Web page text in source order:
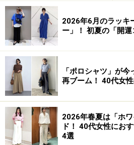
アイボリーと混同されやすいベージ
ーム色。それぞれ異なるニュアンス
上図は、JIS慣用色名のアイボリ
カラーガイドから、アイボリー
ーと混同されやすいベージュ、
色をまとめたものです。詳細は下
1段目はアイボリーに関連する色
JIS慣用色名 アイボリー（
2026年6月のラッキ
ー」！ 初夏の「開
「ポロシャツ」が
再ブーム！ 40代女
2026年春夏は「ホ
ド！ 40代女性にお
4選